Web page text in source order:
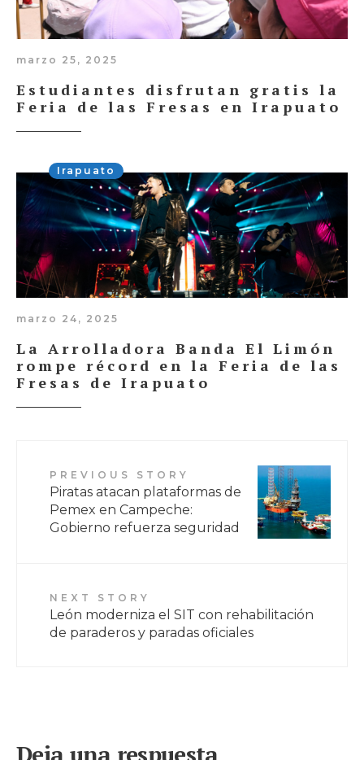
marzo 25, 2025
Estudiantes disfrutan gratis la
Feria de las Fresas en Irapuato
Irapuato
marzo 24, 2025
La Arrolladora Banda El Limón
rompe récord en la Feria de las
Fresas de Irapuato
PREVIOUS STORY
Piratas atacan plataformas de
Pemex en Campeche:
Gobierno refuerza seguridad
NEXT STORY
León moderniza el SIT con rehabilitación
de paraderos y paradas oficiales